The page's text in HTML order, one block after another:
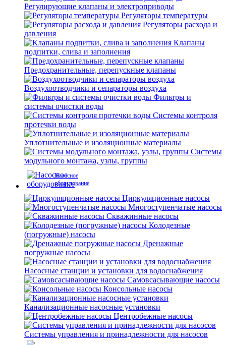
Регулирующие клапаны и электроприводы
Регуляторы температуры
Регуляторы расхода и
давления
Клапаны
подпитки, слива и заполнения
Предохранительные, перепускные клапаны
Воздухоотводчики и сепараторы воздуха
Фильтры и
системы очистки воды
Системы контроля
протечки воды
Уплотнительные и изоляционные материалы
Системы
модульного монтажа, узлы, группы
Насосное
оборудование
Циркуляционные насосы
Многоступенчатые насосы
Скважинные насосы
Колодезные
(погружные) насосы
Дренажные
погружные насосы
Насосные станции и установки для водоснабжения
Самовсасывающие насосы
Консольные насосы
Канализационные насосные установки
Центробежные насосы
Системы управления и принадлежности для насосов